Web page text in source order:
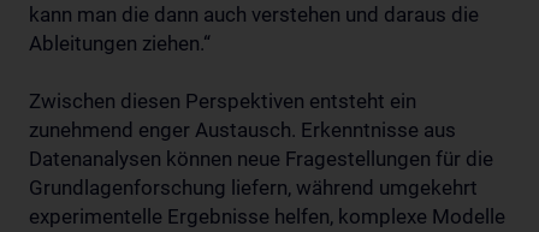
kann man die dann auch verstehen und daraus die
Ableitungen ziehen.“
Zwischen diesen Perspektiven entsteht ein
zunehmend enger Austausch. Erkenntnisse aus
Datenanalysen können neue Fragestellungen für die
Grundlagenforschung liefern, während umgekehrt
experimentelle Ergebnisse helfen, komplexe Modelle